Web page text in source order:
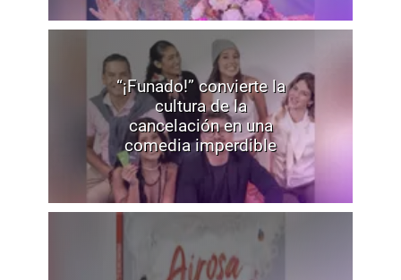
“¡Funado!” convierte la
cultura de la
cancelación en una
comedia imperdible